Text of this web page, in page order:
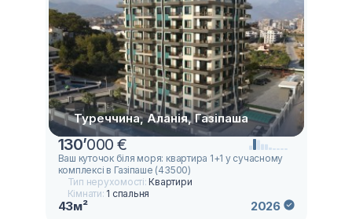
Туреччина, Аланія, Газіпаша
130’000 €
Ваш куточок біля моря: квартира 1+1 у сучасному
комплексі в Газіпаше (43500)
Тип нерухомості:Квартири
Кімнати: 1 спальня
43м² 2026